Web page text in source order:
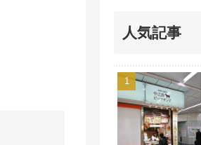
人気記事